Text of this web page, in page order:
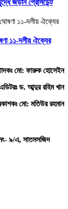
জড়ান প্রেসিডেন্ট
১১-দলীয় ঐক্যের
মো: ফারুক হোসেইন
ড. আব্দুর রহিম খান
মো: মতিউর রহমান
৯/এ, সাতমসজিদ